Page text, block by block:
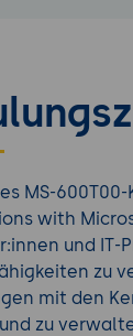
MS-
with
und IT-
zu
mit den
zu